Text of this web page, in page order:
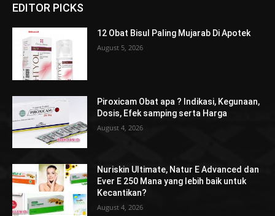
EDITOR PICKS
12 Obat Bisul Paling Mujarab Di Apotek
August 5, 2026
Piroxicam Obat apa ? Indikasi, Kegunaan,
Dosis, Efek samping serta Harga
August 4, 2026
Nuriskin Ultimate, Natur E Advanced dan
Ever E 250 Mana yang lebih baik untuk
Kecantikan?
August 4, 2026